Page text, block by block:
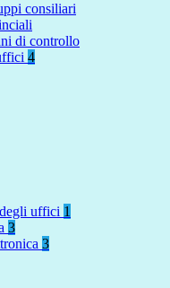
consiliari
di controllo
4
uffici 1
3
3